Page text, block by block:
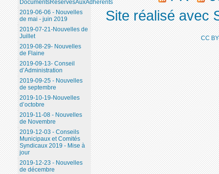
DocumentsReservesAuxAdherents
2019-06-06 - Nouvelles
de mai - juin 2019
2019-07-21-Nouvelles de
Juillet
2019-08-29- Nouvelles
de Flaine
2019-09-13- Conseil
d’Administration
2019-09-25 - Nouvelles
de septembre
2019-10-19-Nouvelles
d’octobre
2019-11-08 - Nouvelles
de Novembre
2019-12-03 - Conseils
Municipaux et Comités
Syndicaux 2019 - Mise à
jour
2019-12-23 - Nouvelles
de décembre
Site réalisé avec
CC